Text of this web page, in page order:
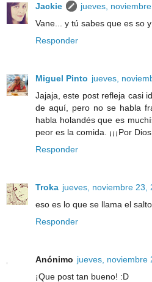
Jackie
jueves,
Vane... y tú sabes que es so
Responder
Miguel Pinto jueves,
Jajaja, este post refleja casi
de aquí, pero no se habla
habla holandés que es
peor es la comida. ¡¡¡Por
Responder
Troka jueves, noviembre 23,
eso es lo que se llama el
Responder
Anónimo jueves, noviembre
¡Que post tan bueno! :D